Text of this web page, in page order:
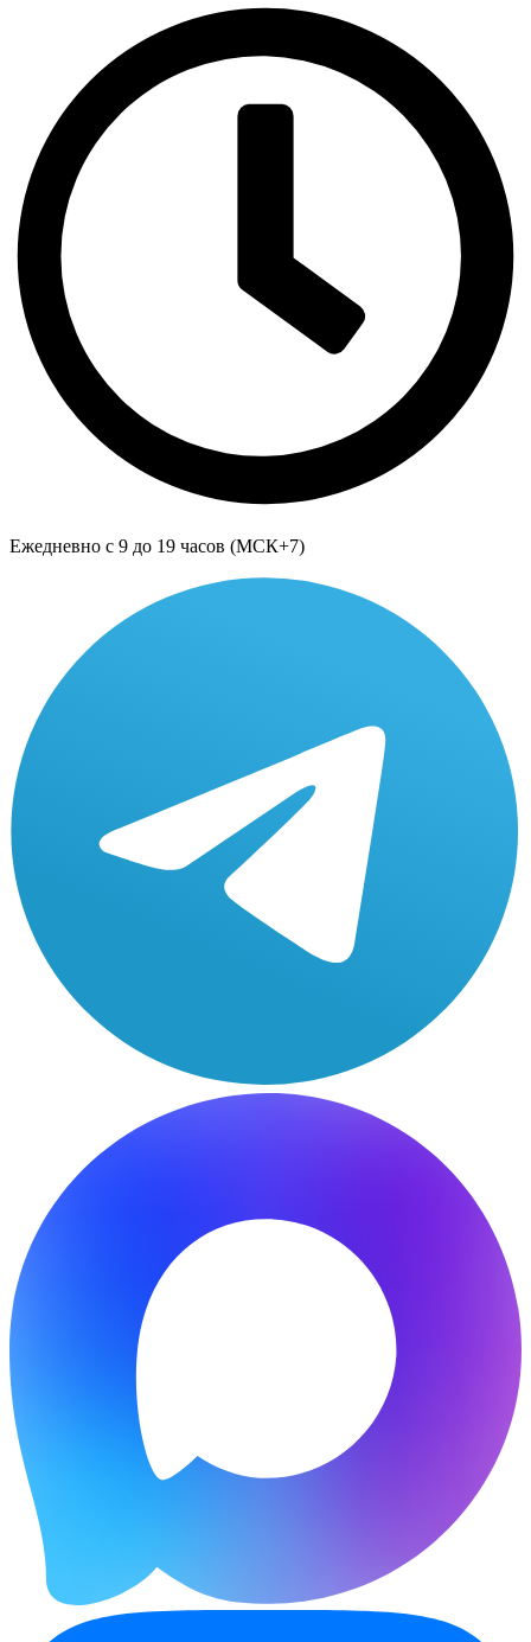
Ежедневно с 9 до 19 часов (МСК+7)